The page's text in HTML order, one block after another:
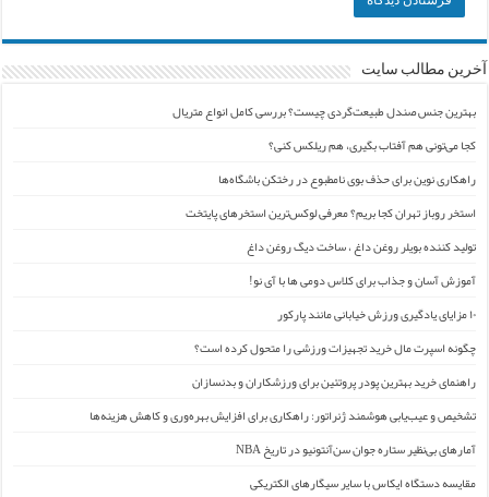
آخرین مطالب سایت
بهترین جنس صندل طبیعت‌گردی چیست؟ بررسی کامل انواع متریال
کجا می‌تونی هم آفتاب بگیری، هم ریلکس کنی؟
راهکاری نوین برای حذف بوی نامطبوع در رختکن باشگاه‌ها
استخر روباز تهران کجا بریم؟ معرفی لوکس‌ترین استخرهای پایتخت
تولید کننده بویلر روغن داغ ، ساخت دیگ روغن داغ
آموزش آسان و جذاب برای کلاس دومی ها با آی نو!
۱۰ مزایای یادگیری ورزش خیابانی مانند پارکور
چگونه اسپرت مال خرید تجهیزات ورزشی را متحول کرده است؟
راهنمای خرید بهترین پودر پروتئین برای ورزشکاران و بدنسازان
تشخیص و عیب‌یابی هوشمند ژنراتور: راهکاری برای افزایش بهره‌وری و کاهش هزینه‌ها
آمارهای بی‌نظیر ستاره جوان سن‌آنتونیو در تاریخ NBA
مقایسه دستگاه ایکاس با سایر سیگارهای الکتریکی